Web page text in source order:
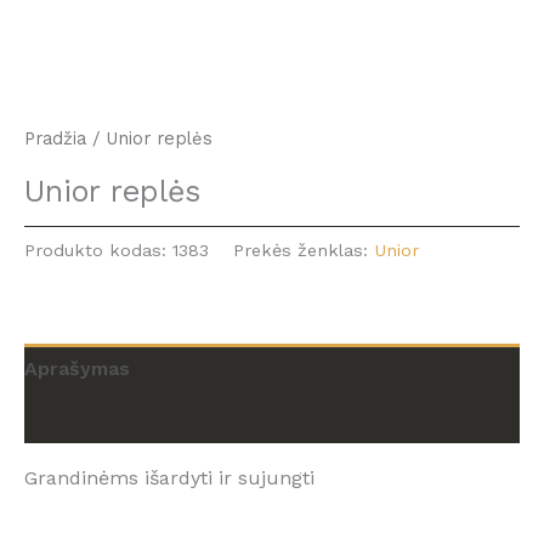
Pradžia / Unior replės
Unior replės
Produkto kodas: 1383 Prekės ženklas: Unior
Aprašymas
Grandinėms išardyti ir sujungti